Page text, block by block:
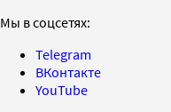
Мы в соцсетях:
Telegram
ВКонтакте
YouTube